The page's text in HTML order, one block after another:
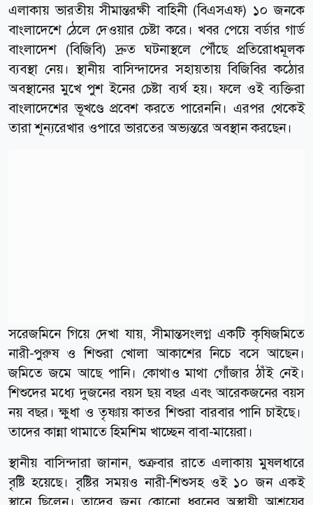
এলাকায় ভারতীয় সীমান্তরক্ষী বাহিনী (বিএসএফ) ১০ জনকে
বাংলাদেশে ঠেলে দেওয়ার চেষ্টা করে। খবর পেয়ে বর্ডার গার্ড
বাংলাদেশ (বিজিবি) দ্রুত ঘটনাস্থলে পৌঁছে প্রতিরোধমূলক
ব্যবস্থা নেয়। স্থানীয় বাসিন্দাদের সহায়তায় বিজিবির কঠোর
অবস্থানের মুখে পুশ ইনের চেষ্টা ব্যর্থ হয়। ফলে ওই ব্যক্তিরা
বাংলাদেশের ভূখণ্ডে প্রবেশ করতে পারেননি। এরপর থেকেই
তারা শূন্যরেখার ওপারে ভারতের অভ্যন্তরে অবস্থান করছেন।
সরেজমিনে গিয়ে দেখা যায়, সীমান্তসংলগ্ন একটি কৃষিজমিতে
নারী-পুরুষ ও শিশুরা খোলা আকাশের নিচে বসে আছেন।
জমিতে জমে আছে পানি। কোথাও মাথা গোঁজার ঠাঁই নেই।
শিশুদের মধ্যে দুজনের বয়স ছয় বছর এবং আরেকজনের বয়স
নয় বছর। ক্ষুধা ও তৃষ্ণায় কাতর শিশুরা বারবার পানি চাইছে।
তাদের কান্না থামাতে হিমশিম খাচ্ছেন বাবা-মায়েরা।
স্থানীয় বাসিন্দারা জানান, শুক্রবার রাতে এলাকায় মুষলধারে
বৃষ্টি হয়েছে। বৃষ্টির সময়ও নারী-শিশুসহ ওই ১০ জন একই